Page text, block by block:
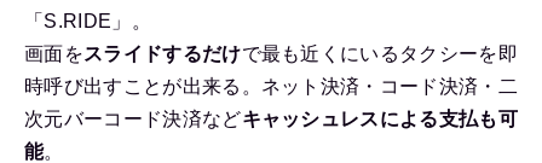
「S.RIDE」。
画面をスライドするだけで最も近くにいるタクシーを即
時呼び出すことが出来る。ネット決済・コード決済・二
次元バーコード決済などキャッシュレスによる支払も可
能。